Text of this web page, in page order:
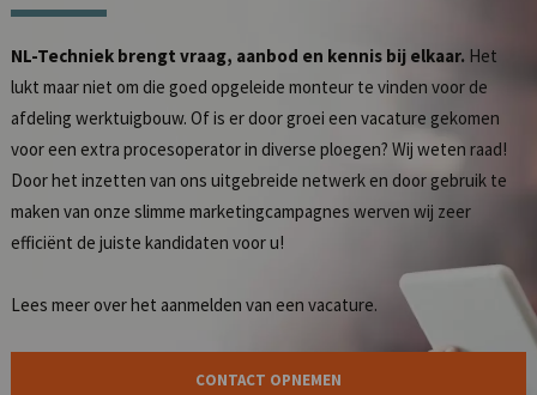
NL-Techniek brengt vraag, aanbod en kennis bij elkaar. Het
lukt maar niet om die goed opgeleide monteur te vinden voor de
afdeling werktuigbouw. Of is er door groei een vacature gekomen
voor een extra procesoperator in diverse ploegen? Wij weten raad!
Door het inzetten van ons uitgebreide netwerk en door gebruik te
maken van onze slimme marketingcampagnes werven wij zeer
efficiënt de juiste kandidaten voor u!
Lees meer over het aanmelden van een vacature.
CONTACT OPNEMEN